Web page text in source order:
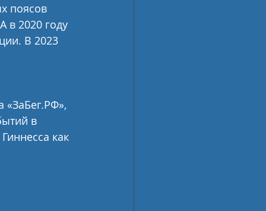
поясов
в 2020 году
В 2023
«ЗаБег.РФ»,
в
как